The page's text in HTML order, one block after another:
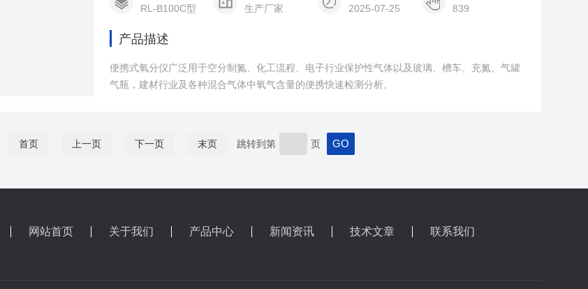
RL-B100C型
生产厂家
2025-07-25
839
产品描述
便携式氧分仪广泛用于空分制氮、化工流程、电子行业保护性气体以及玻璃、槽车、充氮、气罐
气瓶，建材行业及各种混合气体中氧气含量的便携快速检测分析。
首页 上一页 下一页 末页 跳转到第 页
网站首页 关于我们 产品中心 新闻资讯 技术文章 联系我们